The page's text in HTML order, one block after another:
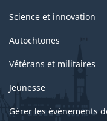
Science et innovation
Autochtones
Vétérans et militaires
Jeunesse
Gérer les événements